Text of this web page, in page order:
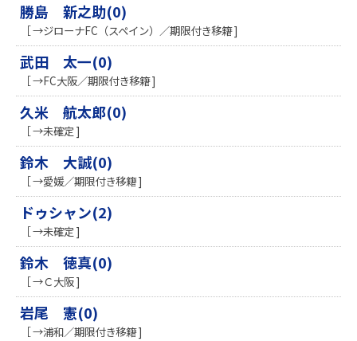
勝島 新之助(0)
［ →ジローナFC（スペイン）／期限付き移籍 ]
武田 太一(0)
［ →FC大阪／期限付き移籍 ]
久米 航太郎(0)
［ →未確定 ]
鈴木 大誠(0)
［ →愛媛／期限付き移籍 ]
ドゥシャン(2)
［ →未確定 ]
鈴木 徳真(0)
［ →Ｃ大阪 ]
岩尾 憲(0)
［ →浦和／期限付き移籍 ]